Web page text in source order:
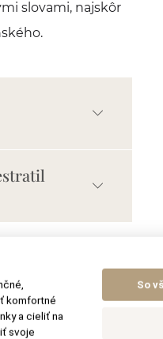
slovami, najskôr
komfortné
a cieliť na
svoje
So